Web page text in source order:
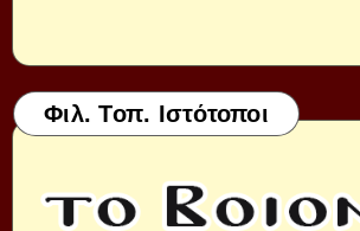
Φιλ. Τοπ. Ιστότοποι